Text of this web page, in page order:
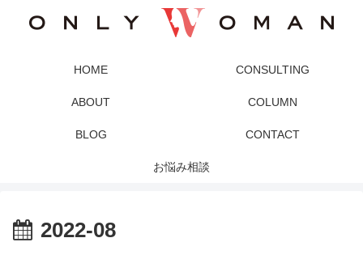
HOME CONSULTING
ABOUT COLUMN
BLOG CONTACT
お悩み相談
2022-08